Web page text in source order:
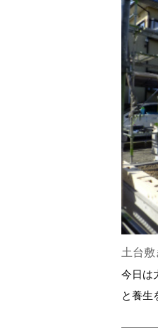
土台敷
今日は
と養生